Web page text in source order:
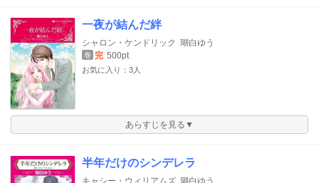
一夜が結んだ絆
シャロン・ケンドリック 瑚白ゆう
巻 完 500pt
お気に入り：3人
あらすじを見る▼
半年だけのシンデレラ